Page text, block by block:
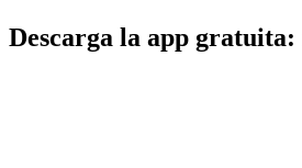
Descarga la app